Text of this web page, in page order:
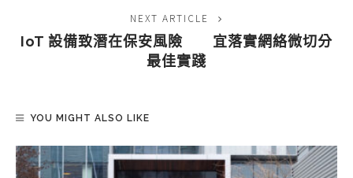
NEXT ARTICLE
IoT 設備致潛在保安風險 宜落實網絡微切分
最佳實踐
YOU MIGHT ALSO LIKE